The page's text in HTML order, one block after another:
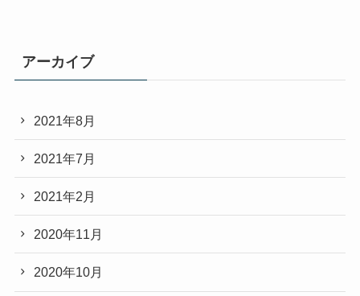
アーカイブ
2021年8月
2021年7月
2021年2月
2020年11月
2020年10月